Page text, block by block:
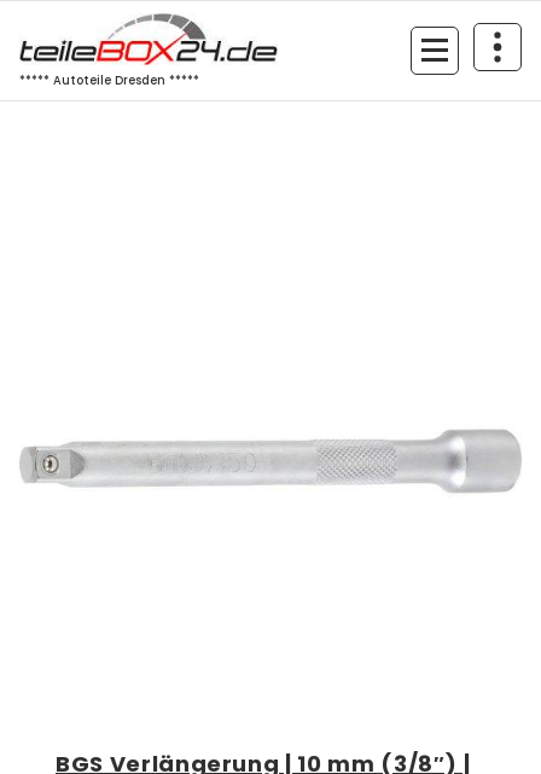
Inhalt
springen
***** Autoteile Dresden *****
BGS Verlängerung | 10 mm (3/8″) |